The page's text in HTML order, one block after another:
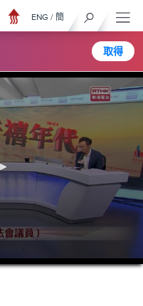
取得
ENG / 簡